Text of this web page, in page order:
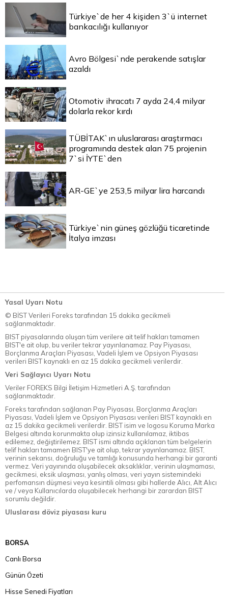
Türkiye`de her 4 kişiden 3`ü internet
bankacılığı kullanıyor
Avro Bölgesi`nde perakende satışlar
azaldı
Otomotiv ihracatı 7 ayda 24,4 milyar
dolarla rekor kırdı
TÜBİTAK`ın uluslararası araştırmacı
programında destek alan 75 projenin
7`si İYTE`den
AR-GE`ye 253,5 milyar lira harcandı
Türkiye`nin güneş gözlüğü ticaretinde
İtalya imzası
Yasal Uyarı Notu
© BİST Verileri Foreks tarafından 15 dakika gecikmeli
sağlanmaktadır.
BIST piyasalarında oluşan tüm verilere ait telif hakları tamamen
BIST'e ait olup, bu veriler tekrar yayınlanamaz. Pay Piyasası,
Borçlanma Araçları Piyasası, Vadeli İşlem ve Opsiyon Piyasası
verileri BIST kaynaklı en az 15 dakika gecikmeli verilerdir.
Veri Sağlayıcı Uyarı Notu
Veriler FOREKS Bilgi İletişim Hizmetleri A.Ş. tarafından
sağlanmaktadır.
Foreks tarafından sağlanan Pay Piyasası, Borçlanma Araçları
Piyasası, Vadeli İşlem ve Opsiyon Piyasası verileri BIST kaynaklı en
az 15 dakika gecikmeli verilerdir. BIST isim ve logosu Koruma Marka
Belgesi altında korunmakta olup izinsiz kullanılamaz, iktibas
edilemez, değiştirilemez. BIST ismi altında açıklanan tüm belgelerin
telif hakları tamamen BIST'ye ait olup, tekrar yayınlanamaz. BIST,
verinin sekansı, doğruluğu ve tamlığı konusunda herhangi bir garanti
vermez. Veri yayınında oluşabilecek aksaklıklar, verinin ulaşmaması,
gecikmesi, eksik ulaşması, yanlış olması, veri yayın sistemindeki
perfomansın düşmesi veya kesintili olması gibi hallerde Alıcı, Alt Alıcı
ve / veya Kullanıcılarda oluşabilecek herhangi bir zarardan BIST
sorumlu değildir.
Uluslarası döviz piyasası kuru
BORSA
Canlı Borsa
Günün Özeti
Hisse Senedi Fiyatları